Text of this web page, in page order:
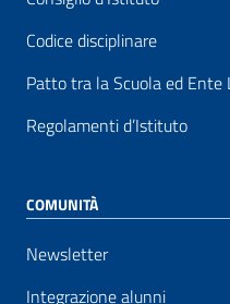
Codice disciplinare
Patto tra la Scuola ed Ente
Regolamenti d’Istituto
COMUNITÀ
Newsletter
Integrazione alunni